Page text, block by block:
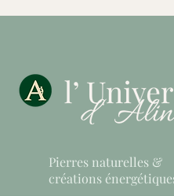
Pierres naturelles &
créations